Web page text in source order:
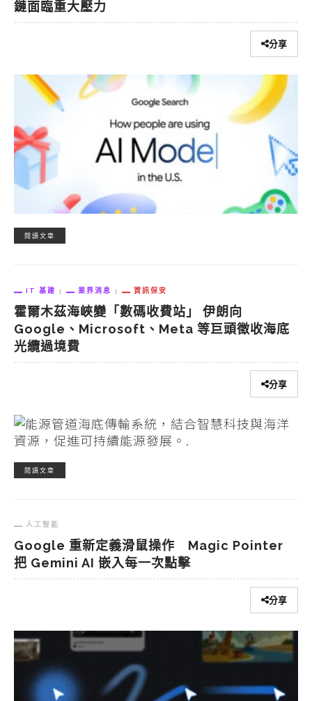
鏈面臨重大壓力
分享
閱讀文章
IT 基建 業界消息 資訊保安
霍爾木茲海峽變「數碼收費站」 伊朗向
Google、Microsoft、Meta 等巨頭徵收海底
光纜過境費
分享
閱讀文章
人工智能
Google 重新定義滑鼠操作 Magic Pointer
把 Gemini AI 嵌入每一次點擊
分享